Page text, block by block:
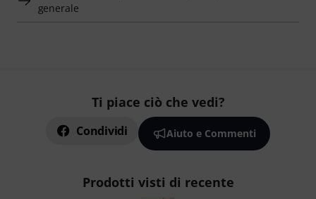
generale
Ti piace ciò che vedi?
Condividi Aiuto e Commenti
Prodotti visti di recente